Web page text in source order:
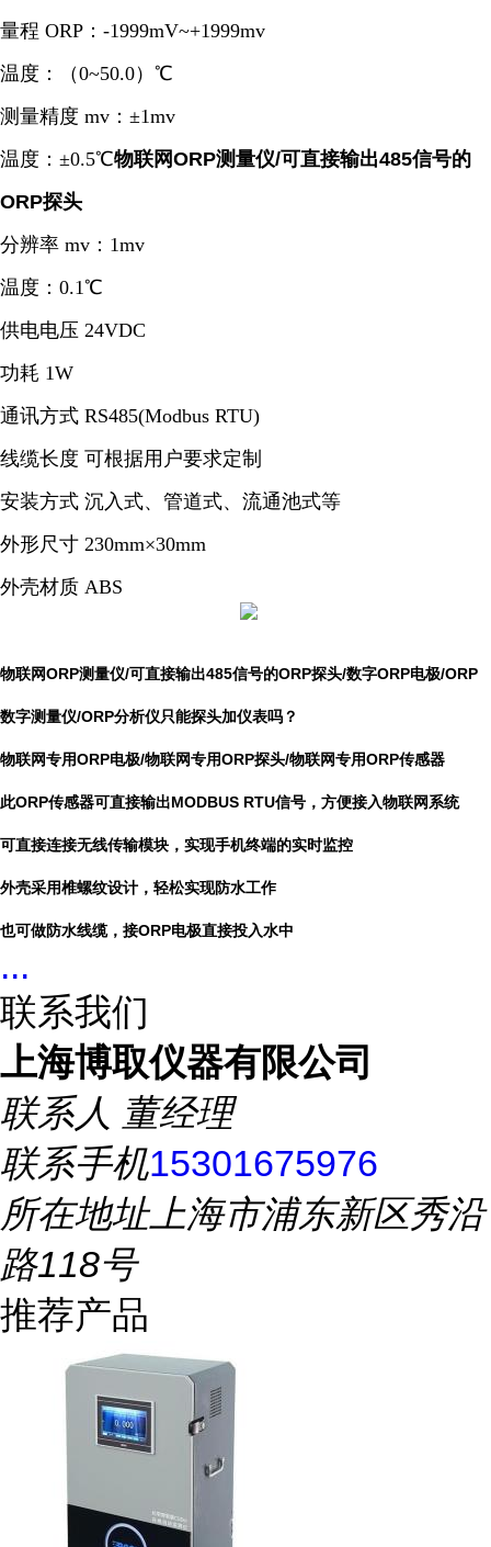
量程 ORP：-1999mV~+1999mv
温度：（0~50.0）℃
测量精度 mv：±1mv
温度：±0.5℃物联网ORP测量仪/可直接输出485信号的
ORP探头
分辨率 mv：1mv
温度：0.1℃
供电电压 24VDC
功耗 1W
通讯方式 RS485(Modbus RTU)
线缆长度 可根据用户要求定制
安装方式 沉入式、管道式、流通池式等
外形尺寸 230mm×30mm
外壳材质 ABS
物联网ORP测量仪/可直接输出485信号的ORP探头/数字ORP电极/ORP
数字测量仪/ORP分析仪只能探头加仪表吗？
物联网专用ORP电极/物联网专用ORP探头/物联网专用ORP传感器
此ORP传感器可直接输出MODBUS RTU信号，方便接入物联网系统
可直接连接无线传输模块，实现手机终端的实时监控
外壳采用椎螺纹设计，轻松实现防水工作
也可做防水线缆，接ORP电极直接投入水中
...
联系我们
上海博取仪器有限公司
联系人 董经理
联系手机15301675976
所在地址上海市浦东新区秀沿
路118号
推荐产品